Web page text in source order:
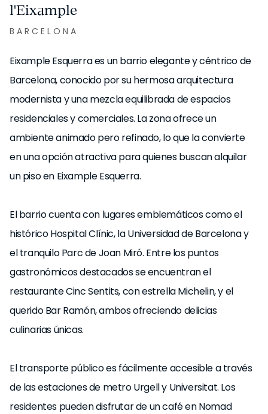
l'Eixample
BARCELONA
Eixample Esquerra es un barrio elegante y céntrico de
Barcelona, conocido por su hermosa arquitectura
modernista y una mezcla equilibrada de espacios
residenciales y comerciales. La zona ofrece un
ambiente animado pero refinado, lo que la convierte
en una opción atractiva para quienes buscan alquilar
un piso en Eixample Esquerra.
El barrio cuenta con lugares emblemáticos como el
histórico Hospital Clínic, la Universidad de Barcelona y
el tranquilo Parc de Joan Miró. Entre los puntos
gastronómicos destacados se encuentran el
restaurante Cinc Sentits, con estrella Michelin, y el
querido Bar Ramón, ambos ofreciendo delicias
culinarias únicas.
El transporte público es fácilmente accesible a través
de las estaciones de metro Urgell y Universitat. Los
residentes pueden disfrutar de un café en Nomad